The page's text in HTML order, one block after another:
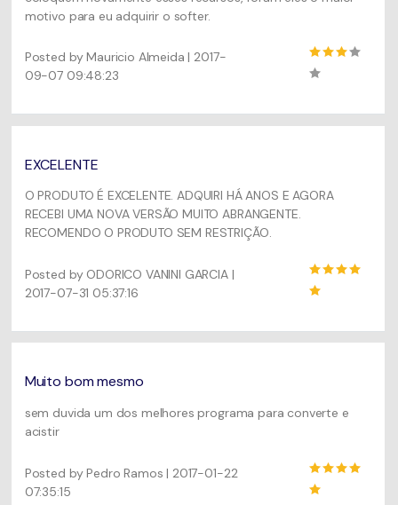
motivo para eu adquirir o softer.
Posted by Mauricio Almeida | 2017-
09-07 09:48:23
EXCELENTE
O PRODUTO É EXCELENTE. ADQUIRI HÁ ANOS E AGORA
RECEBI UMA NOVA VERSÃO MUITO ABRANGENTE.
RECOMENDO O PRODUTO SEM RESTRIÇÃO.
Posted by ODORICO VANINI GARCIA |
2017-07-31 05:37:16
Muito bom mesmo
sem duvida um dos melhores programa para converte e
acistir
Posted by Pedro Ramos | 2017-01-22
07:35:15